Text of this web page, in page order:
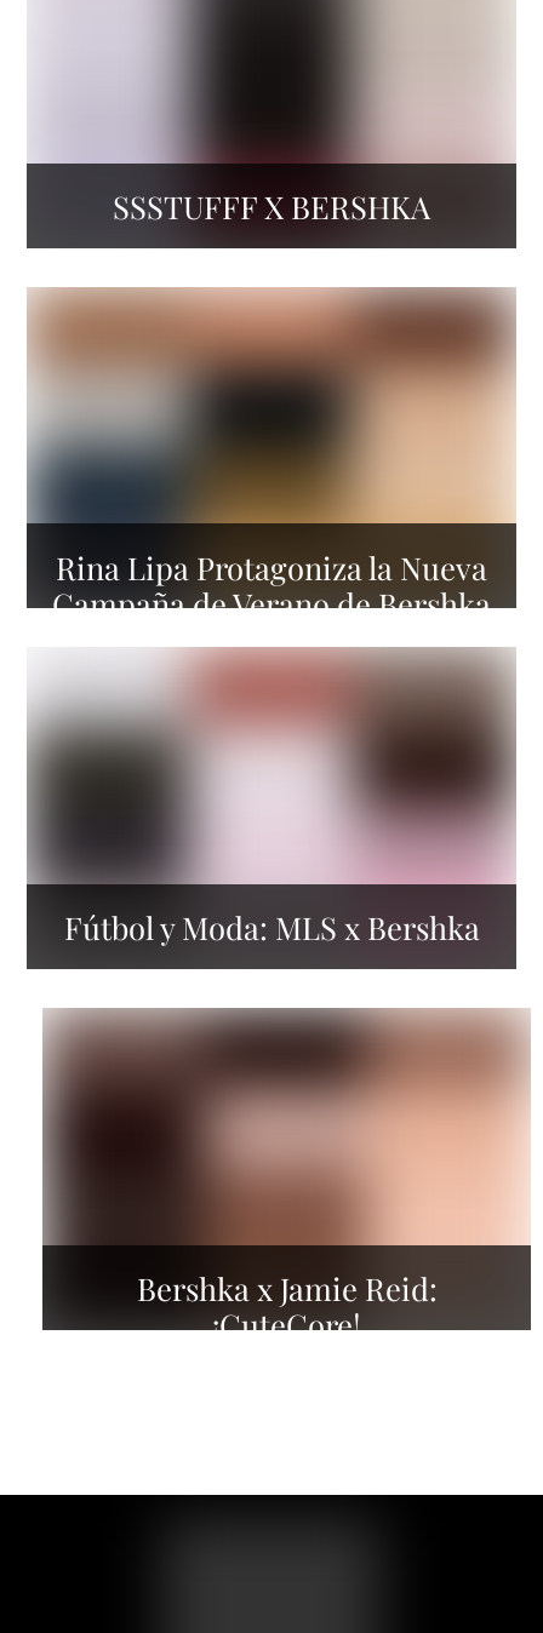
SSSTUFFF X BERSHKA
Rina Lipa Protagoniza la Nueva
Campaña de Verano de Bershka
Fútbol y Moda: MLS x Bershka
Bershka x Jamie Reid:
¡CuteCore!